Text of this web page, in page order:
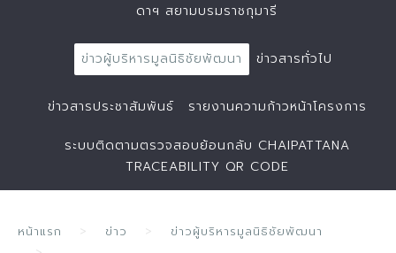
ดาฯ สยามบรมราชกุมารี
ข่าวผู้บริหารมูลนิธิชัยพัฒนา ข่าวสารทั่วไป
ข่าวสารประชาสัมพันธ์ รายงานความก้าวหน้าโครงการ
ระบบติดตามตรวจสอบย้อนกลับ CHAIPATTANA
TRACEABILITY QR CODE
หน้าแรก ข่าว ข่าวผู้บริหารมูลนิธิชัยพัฒนา